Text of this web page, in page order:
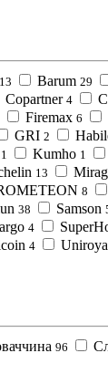
13 Barum 29
Copartner 4
Firemax 6
GRI 2
Kumho 1
13
8
38 Samson
4
4
96